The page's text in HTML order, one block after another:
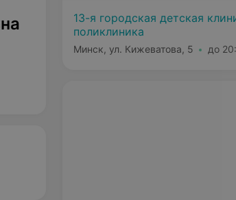
13-я городская детская
поликлиника
Минск, ул. Кижеватова, 5 до